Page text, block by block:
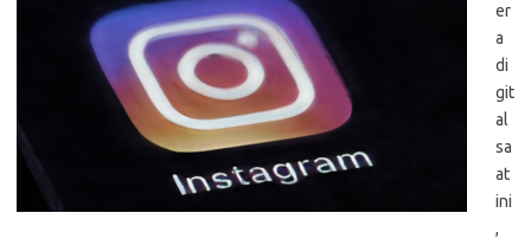
er
a
di
git
al
sa
at
ini
,